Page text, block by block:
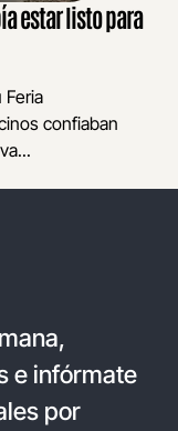
estar listo para
Feria
confiaban
e infórmate
por